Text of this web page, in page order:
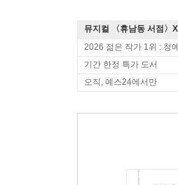
2026 젊은 작가 1위 : 청예
기간 한정 특가 도서
오직, 예스24에서만